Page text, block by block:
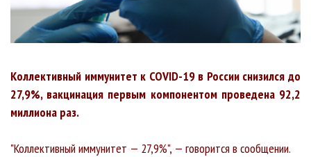
Коллективный иммунитет к COVID-19 в России снизился до
27,9%, вакцинация первым компонентом проведена 92,2
миллиона раз.
"Коллективный иммунитет — 27,9%", — говорится в сообщении.